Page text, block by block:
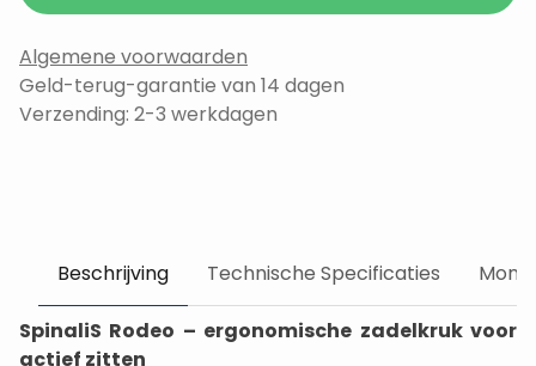
Algemene voorwaarden
Geld-terug-garantie van 14 dagen
Verzending: 2-3 werkdagen
Beschrijving Technische Specificaties
SpinaliS Rodeo – ergonomische zadelkruk voor
actief zitten